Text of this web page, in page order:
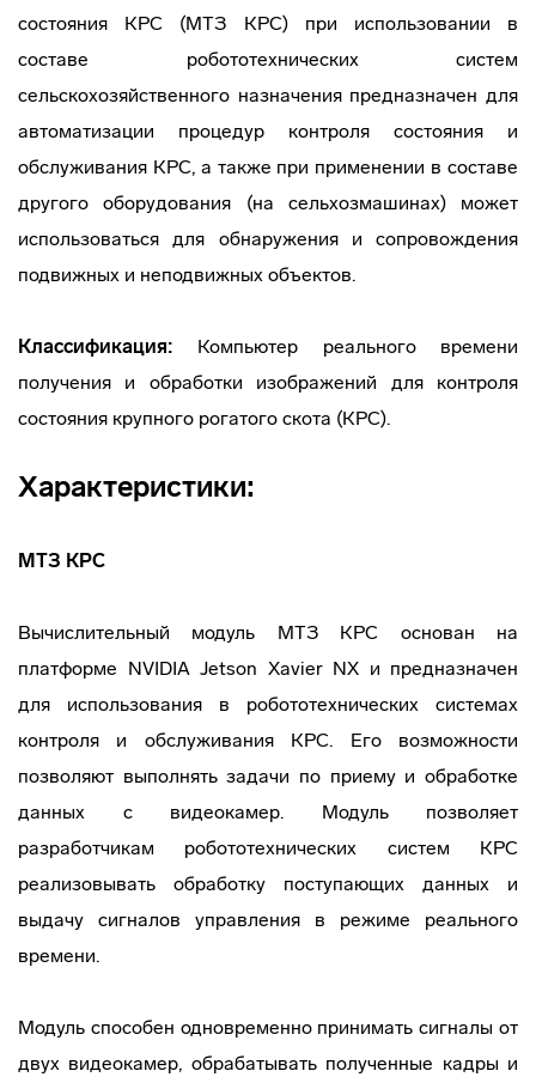
состояния КРС (МТЗ КРС) при использовании в
составе робототехнических систем
сельскохозяйственного назначения предназначен для
автоматизации процедур контроля состояния и
обслуживания КРС, а также при применении в составе
другого оборудования (на сельхозмашинах) может
использоваться для обнаружения и сопровождения
подвижных и неподвижных объектов.
Классификация: Компьютер реального времени
получения и обработки изображений для контроля
состояния крупного рогатого скота (КРС).
Характеристики:
МТЗ КРС
Вычислительный модуль МТЗ КРС основан на
платформе NVIDIA Jetson Xavier NX и предназначен
для использования в робототехнических системах
контроля и обслуживания КРС. Его возможности
позволяют выполнять задачи по приему и обработке
данных с видеокамер. Модуль позволяет
разработчикам робототехнических систем КРС
реализовывать обработку поступающих данных и
выдачу сигналов управления в режиме реального
времени.
Модуль способен одновременно принимать сигналы от
двух видеокамер, обрабатывать полученные кадры и